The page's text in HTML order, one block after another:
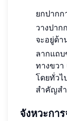
ยกปาก
วางปา
จะอยู่ด้า
ลากแถบ
ทางขว
โดยทั่วไ
สำคัญส
จังหวะกา